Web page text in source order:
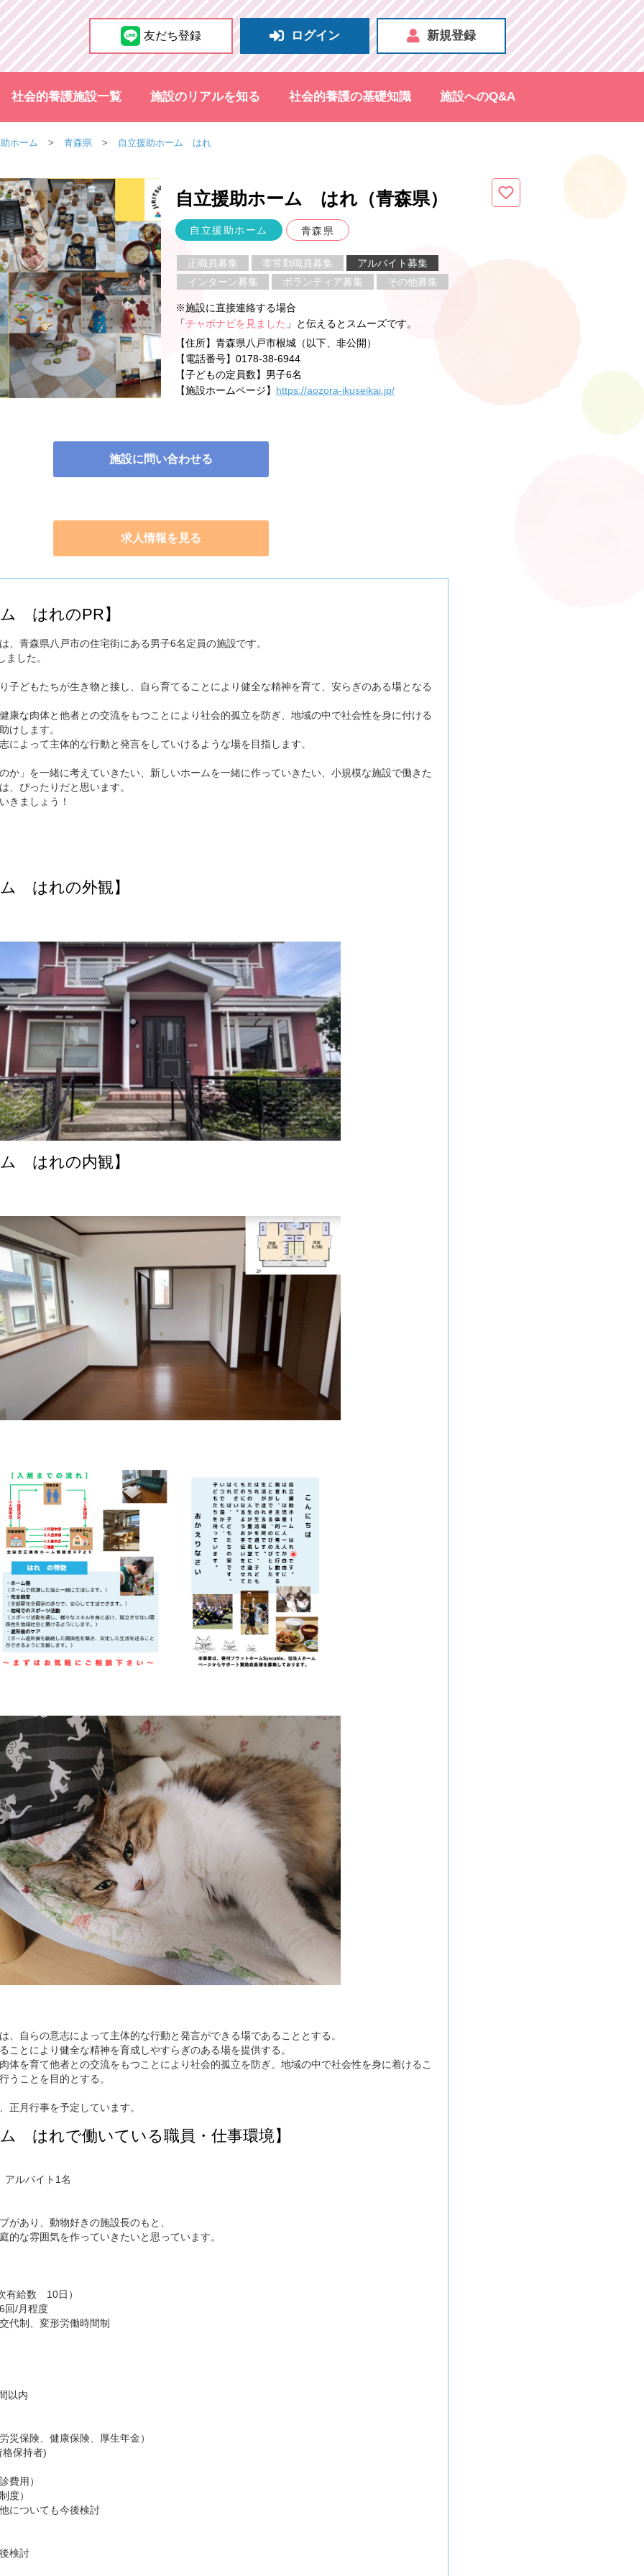
友だち登録 ログイン 新規登録
社会的養護施設一覧 施設のリアルを知る 社会的養護の基礎知識 施設へのQ&A
ホーム 青森県 自立援助ホーム はれ
自立援助ホーム はれ（青森県）
自立援助ホーム 青森県
正職員募集 非常勤職員募集
アルバイト募集
インターン募集
ボランティア募集 その他募集
※施設に直接連絡する場合
「チャボナビを見ました 」と伝えるとスムーズです。
【住所】 青森県八戸市根城（以下、非公開）
【電話番号】 0178-38-6944
【子どもの定員数】 男子6名
【施設ホームページ】 https://aozora-ikuseikai.jp/
施設に問い合わせる
求人情報を見る
はれのPR】
青森県八戸市の住宅街にある男子6名定員の施設です。
した。
子どもたちが生き物と接し、自ら育てることにより健全な精神を育て、安らぎのある場となる
康な肉体と他者との交流をもつことにより社会的孤立を防ぎ、地域の中で社会性を身に付ける
けします。
によって主体的な行動と発言をしていけるような場を目指します。
か」を一緒に考えていきたい、新しいホームを一緒に作っていきたい、小規模な施設で働きた
、ぴったりだと思います。
きましょう！
はれの外観】
はれの内観】
、自らの意志によって主体的な行動と発言ができる場であることとする。
ことにより健全な精神を育成しやすらぎのある場を提供する。
体を育て他者との交流をもつことにより社会的孤立を防ぎ、地域の中で社会性を身に着けるこ
うことを目的とする。
正月行事を予定しています。
はれで働いている職員・仕事環境】
アルバイト1名
があり、動物好きの施設長のもと、
的な雰囲気を作っていきたいと思っています。
有給数 10日）
回/月程度
代制、変形労働時間制
以内
災保険、健康保険、厚生年金）​​
保持者)
費用）
度）
についても今後検討
検討